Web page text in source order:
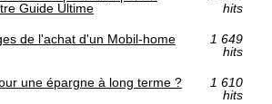
Guide Ultime
hits
de l'achat d'un Mobil-home
1 649
hits
une épargne à long terme ?
1 610
hits